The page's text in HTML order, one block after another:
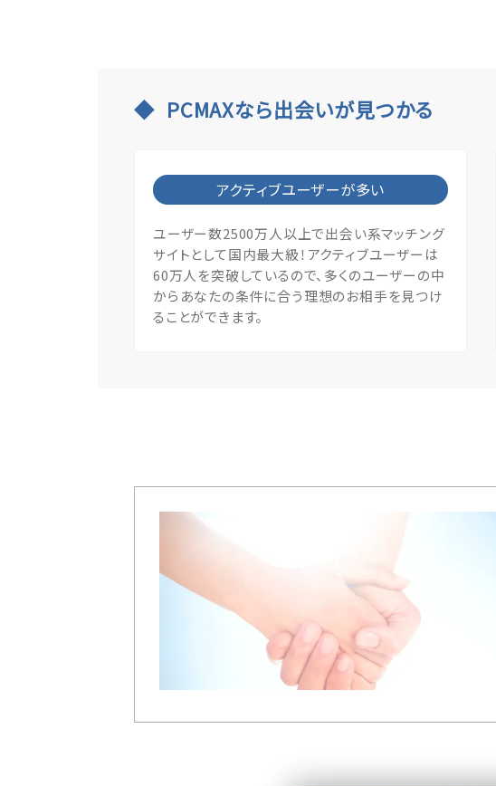
PCMAXなら出会いが見つかる
アクティブユーザーが多い
ユーザー数2500万人以上で出会い系マッチング
サイトとして国内最大級！アクティブユーザーは
60万人を突破しているので、多くのユーザーの中
からあなたの条件に合う理想のお相手を見つけ
ることができます。